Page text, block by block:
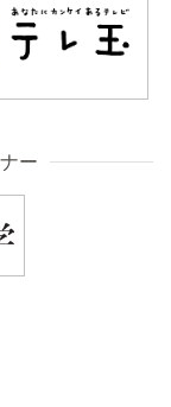
ー